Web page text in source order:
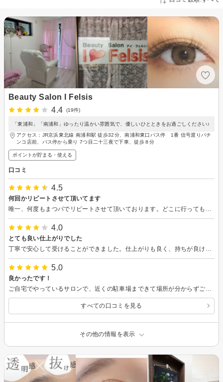
Beauty Salon I Felsis
4.4
(19件)
「東浦和」「南浦和」ゆったり温かい雰囲気で、優しいひとときをお過ごしください♪
アクセス：JR京浜東北線 南浦和駅 徒歩32分、南浦和東口バス停 1番 信号渡りパチ
ンコ店前、バス停から乗り 7つ目二十三夜で下車、徒歩８分
ポイントが貯まる・使える
口コミ
4.5
何回かリピートさせて頂いてます
4.0
とても良い仕上がりでした
5.0
良かったです！
すべての口コミを見る
その他の情報を表示